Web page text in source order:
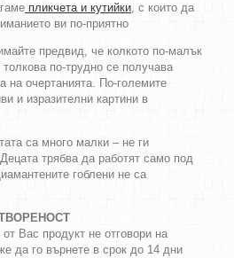
пликчета и кутийки, с които да
ви по-приятно
предвид, че колкото по-малък
по-трудно се получава
на очертанията. По-големите
и изразителни картини в
са много малки – не ги
трябва да работят само под
гоблени не са
Вас продукт не отговори на
да го върнете в срок до 14 дни